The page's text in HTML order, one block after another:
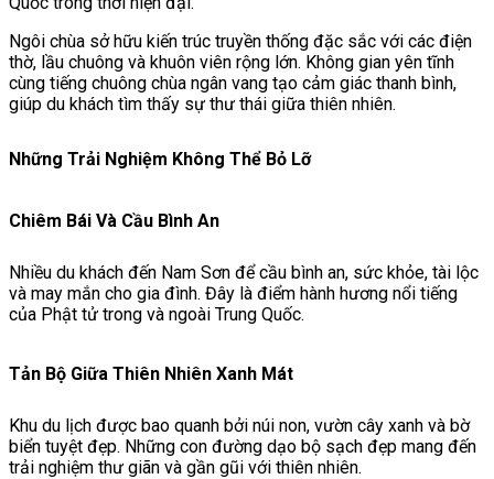
Ngôi chùa sở hữu kiến trúc truyền thống đặc sắc với các điện
thờ, lầu chuông và khuôn viên rộng lớn. Không gian yên tĩnh
cùng tiếng chuông chùa ngân vang tạo cảm giác thanh bình,
giúp du khách tìm thấy sự thư thái giữa thiên nhiên.
Những Trải Nghiệm Không Thể Bỏ Lỡ
Chiêm Bái Và Cầu Bình An
Nhiều du khách đến Nam Sơn để cầu bình an, sức khỏe, tài lộc
và may mắn cho gia đình. Đây là điểm hành hương nổi tiếng
của Phật tử trong và ngoài Trung Quốc.
Tản Bộ Giữa Thiên Nhiên Xanh Mát
Khu du lịch được bao quanh bởi núi non, vườn cây xanh và bờ
biển tuyệt đẹp. Những con đường dạo bộ sạch đẹp mang đến
trải nghiệm thư giãn và gần gũi với thiên nhiên.